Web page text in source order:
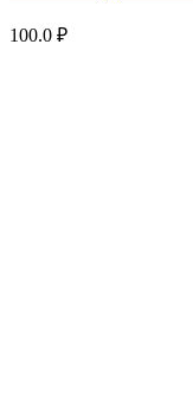
100.0 ₽